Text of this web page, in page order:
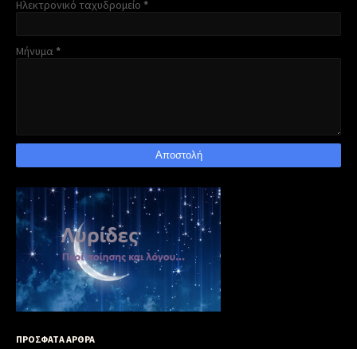
Ηλεκτρονικό ταχυδρομείο *
Μήνυμα *
ΠΡΟΣΦΑΤΑ ΑΡΘΡΑ